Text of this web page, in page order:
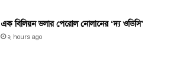
এক বিলিয়ন ডলার পেরোল নোলানের ‘দ্য ওডিসি’
২ hours ago